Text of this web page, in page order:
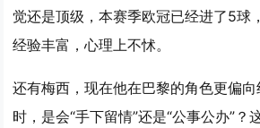
觉还是顶级，本赛季欧冠已经进了5球
经验丰富，心理上不怵。
还有梅西，现在他在巴黎的角色更偏
时，是会“手下留情”还是“公事公办”？